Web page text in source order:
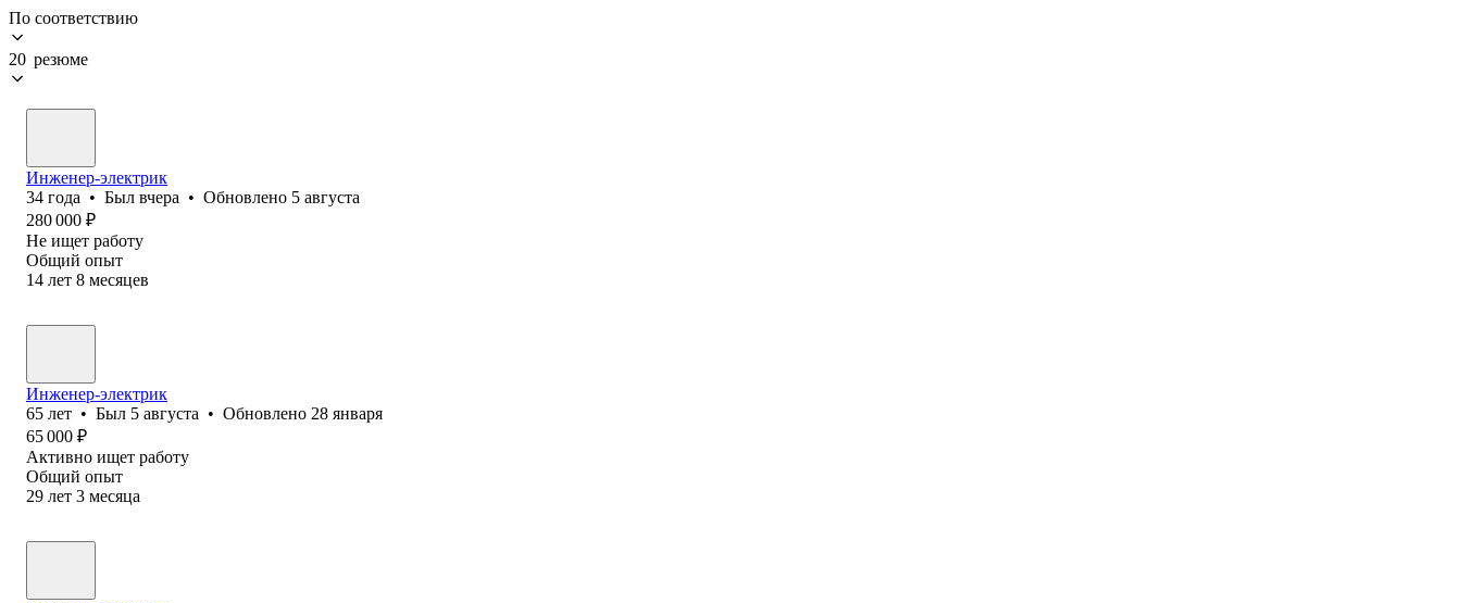
По соответствию
20 резюме
Инженер-электрик
34 года • Был вчера • Обновлено 5 августа
280 000 ₽
Не ищет работу
Общий опыт
14 лет 8 месяцев
Инженер-электрик
65 лет • Был 5 августа • Обновлено 28 января
65 000 ₽
Активно ищет работу
Общий опыт
29 лет 3 месяца